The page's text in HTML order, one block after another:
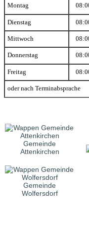
Montag
Dienstag
Mittwoch
Donnerstag
Freitag
oder nach Terminabsprache
Gemeinde
Attenkirchen
Gemeinde
Wolfersdorf